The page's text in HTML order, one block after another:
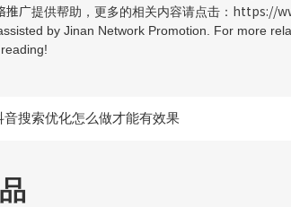
推广提供帮助，更多的相关内容请点击： https://
by Jinan Network Promotion. For more
音搜索优化怎么做才能有效果